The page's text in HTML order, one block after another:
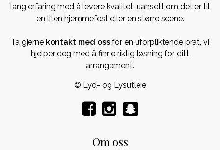
lang erfaring med å levere kvalitet, uansett om det er til
en liten hjemmefest eller en større scene.
Ta gjerne kontakt med oss for en uforpliktende prat, vi
hjelper deg med å finne riktig løsning for ditt
arrangement.
© Lyd- og Lysutleie
Om oss